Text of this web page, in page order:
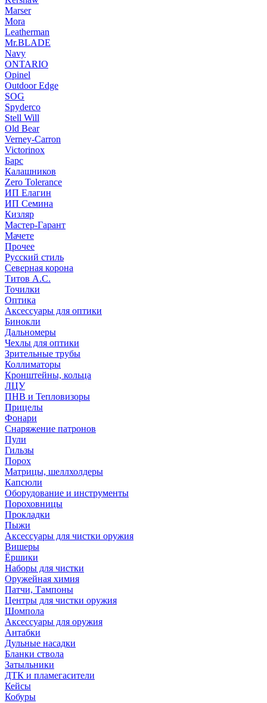
Marser
Mora
Leatherman
Mr.BLADE
Navy
ONTARIO
Opinel
Outdoor Edge
SOG
Spyderco
Stell Will
Old Bear
Verney-Carron
Victorinox
Барс
Калашников
Zero Tolerance
ИП Елагин
ИП Семина
Кизляр
Мастер-Гарант
Мачете
Прочее
Русский стиль
Северная корона
Титов А.С.
Точилки
Оптика
Аксессуары для оптики
Бинокли
Дальномеры
Чехлы для оптики
Зрительные трубы
Коллиматоры
Кронштейны, кольца
ЛЦУ
ПНВ и Тепловизоры
Прицелы
Фонари
Снаряжение патронов
Пули
Гильзы
Порох
Матрицы, шеллхолдеры
Капсюли
Оборудование и инструменты
Пороховницы
Прокладки
Пыжи
Аксессуары для чистки оружия
Вишеры
Ёршики
Наборы для чистки
Оружейная химия
Патчи, Тампоны
Центры для чистки оружия
Шомпола
Аксессуары для оружия
Антабки
Дульные насадки
Бланки ствола
Затыльники
ДТК и пламегасители
Кейсы
Кобуры